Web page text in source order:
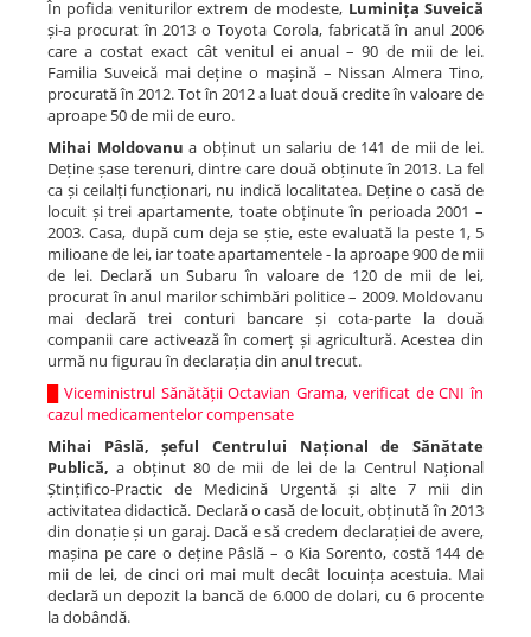
În pofida veniturilor extrem de modeste, Luminița Suveică
și-a procurat în 2013 o Toyota Corola, fabricată în anul 2006
care a costat exact cât venitul ei anual – 90 de mii de lei.
Familia Suveică mai deține o mașină – Nissan Almera Tino,
procurată în 2012. Tot în 2012 a luat două credite în valoare de
aproape 50 de mii de euro.
Mihai Moldovanu a obținut un salariu de 141 de mii de lei.
Deține șase terenuri, dintre care două obținute în 2013. La fel
ca și ceilalți funcționari, nu indică localitatea. Deține o casă de
locuit și trei apartamente, toate obținute în perioada 2001 –
2003. Casa, după cum deja se știe, este evaluată la peste 1, 5
milioane de lei, iar toate apartamentele - la aproape 900 de mii
de lei. Declară un Subaru în valoare de 120 de mii de lei,
procurat în anul marilor schimbări politice – 2009. Moldovanu
mai declară trei conturi bancare și cota-parte la două
companii care activează în comerț și agricultură. Acestea din
urmă nu figurau în declarația din anul trecut.
Viceministrul Sănătății Octavian Grama, verificat de CNI în
cazul medicamentelor compensate
Mihai Pâslă, șeful Centrului Național de Sănătate
Publică,a obținut 80 de mii de lei de la Centrul Național
Ștințifico-Practic de Medicină Urgentă și alte 7 mii din
activitatea didactică. Declară o casă de locuit, obținută în 2013
din donație și un garaj. Dacă e să credem declarației de avere,
mașina pe care o deține Pâslă – o Kia Sorento, costă 144 de
mii de lei, de cinci ori mai mult decât locuința acestuia. Mai
declară un depozit la bancă de 6.000 de dolari, cu 6 procente
la dobândă.